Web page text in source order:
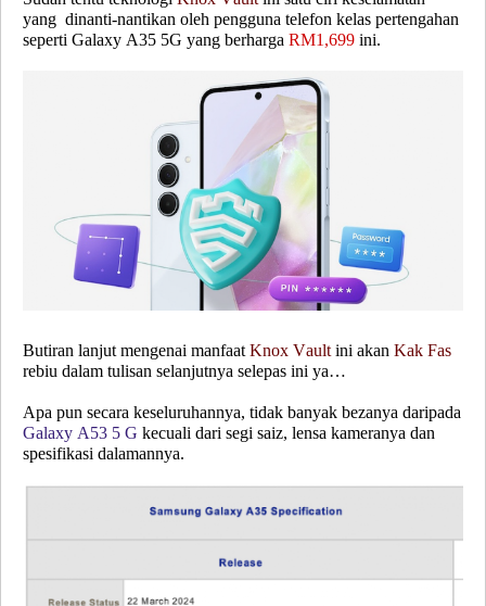
yang dinanti-nantikan oleh pengguna telefon kelas pertengahan
seperti Galaxy A35 5G yang berharga RM1,699 ini.
Butiran lanjut mengenai manfaat Knox Vault ini akan Kak Fas
rebiu dalam tulisan selanjutnya selepas ini ya…
Apa pun secara keseluruhannya, tidak banyak bezanya daripada
Galaxy A53 5 G kecuali dari segi saiz, lensa kameranya dan
spesifikasi dalamannya.